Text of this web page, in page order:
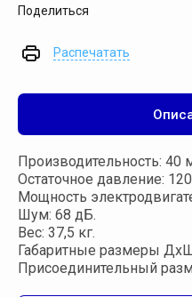
Поделиться
Распечатать
Производительность: 40
Остаточное давление:
Мощность
Шум: 68 дБ.
Вес: 37,5 кг.
Габаритные размеры
Присоединительный